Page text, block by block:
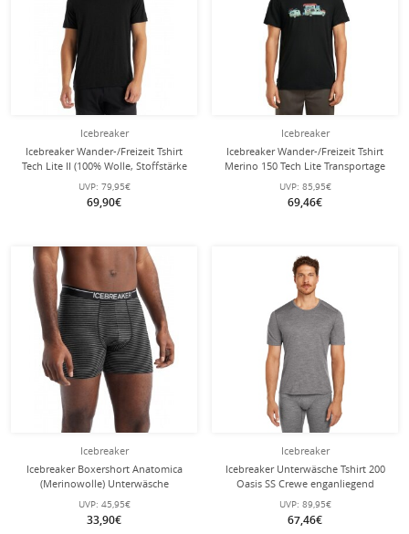
Icebreaker
Icebreaker Wander-/Freizeit Tshirt
Tech Lite II (100% Wolle, Stoffstärke
150 Ultralight) schwarz Herren
UVP: 79,95€
69,90€
Icebreaker
Icebreaker Wander-/Freizeit Tshirt
Merino 150 Tech Lite Transportage
(100% Merinowolle) schwarz Herren
UVP: 85,95€
69,46€
Icebreaker
Icebreaker Boxershort Anatomica
(Merinowolle) Unterwäsche
gritstone heather grau Herren
UVP: 45,95€
33,90€
Icebreaker
Icebreaker Unterwäsche Tshirt 200
Oasis SS Crewe enganliegend
(Merinowolle) grau Herren
UVP: 89,95€
67,46€